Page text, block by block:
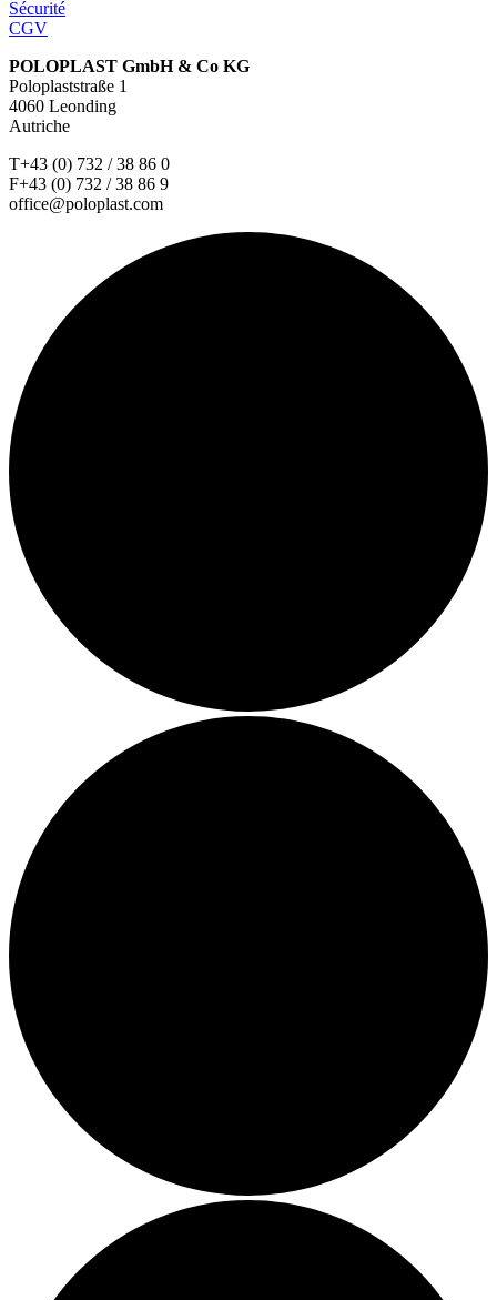
Sécurité
CGV
POLOPLAST GmbH & Co KG
Poloplaststraße 1
4060 Leonding
Autriche
T+43 (0) 732 / 38 86 0
F+43 (0) 732 / 38 86 9
office@poloplast.com